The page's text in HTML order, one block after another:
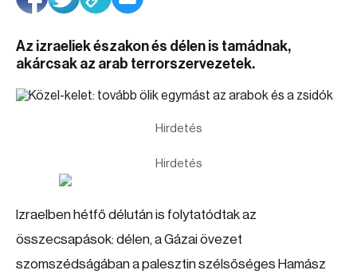
Az izraeliek északon és délen is tamádnak,
akárcsak az arab terrorszervezetek.
Hirdetés
Hirdetés
Izraelben hétfő délután is folytatódtak az
összecsapások: délen, a Gázai övezet
szomszédságában a palesztin szélsőséges Hamász